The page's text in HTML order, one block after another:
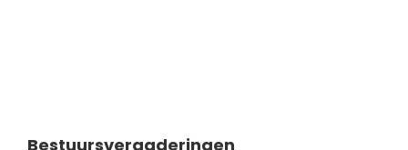
Bestuursvergaderingen